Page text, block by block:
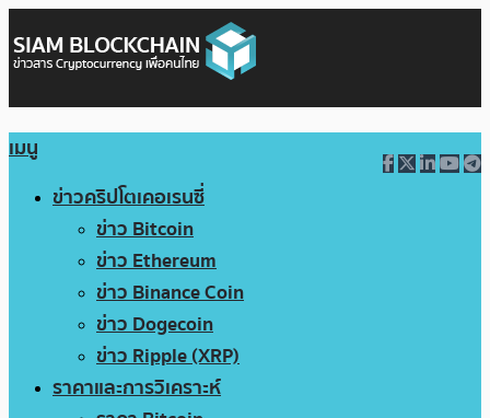
เมนู
ข่าวคริปโตเคอเรนซี่
ข่าว Bitcoin
ข่าว Ethereum
ข่าว Binance Coin
ข่าว Dogecoin
ข่าว Ripple (XRP)
ราคาและการวิเคราะห์